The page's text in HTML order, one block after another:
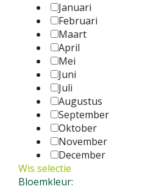
Januari
Februari
Maart
April
Mei
Juni
Juli
Augustus
September
Oktober
November
December
Wis selectie
Bloemkleur: